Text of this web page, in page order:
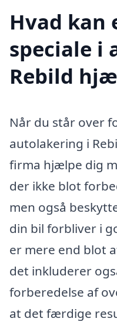
Hvad kan
speciale i
Rebild
Når du står over
autolakering i
firma hjælpe dig
der ikke blot
men også
din bil forbliver i
er mere end blot
det inkluderer
forberedelse af
at det færdige